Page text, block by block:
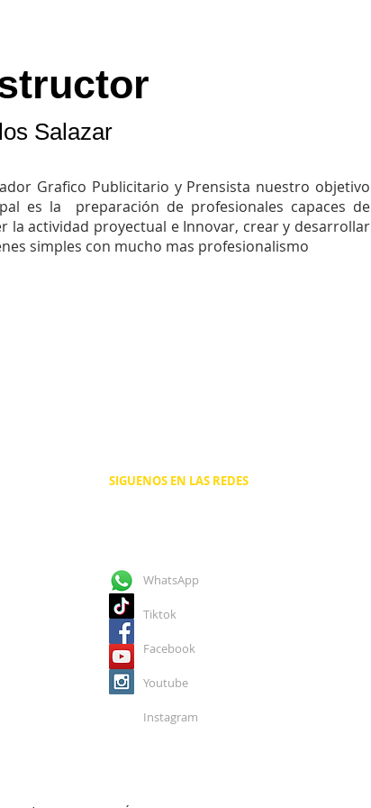
Salazar
Grafico Publicitario y Prensista nuestro objetivo
es la preparación de profesionales capaces de
la actividad proyectual e Innovar, crear y desarrollar
simples con mucho mas profesionalismo
SIGUENOS EN LAS REDES
WhatsApp
Tiktok
Facebook
Youtube
Instagram